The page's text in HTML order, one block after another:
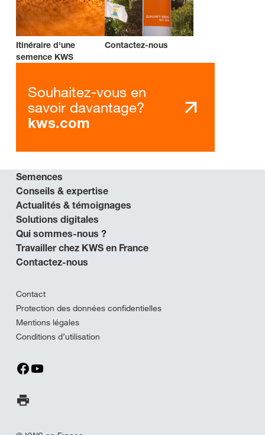
Itinéraire d'une
semence KWS
Contactez-nous
Souhaitez-vous en
savoir davantage?
kws.com
Semences
Conseils & expertise
Actualités & témoignages
Solutions digitales
Qui sommes-nous ?
Travailler chez KWS en France
Contactez-nous
Contact
Protection des données confidentielles
Mentions légales
Conditions d’utilisation
Imprimer la page